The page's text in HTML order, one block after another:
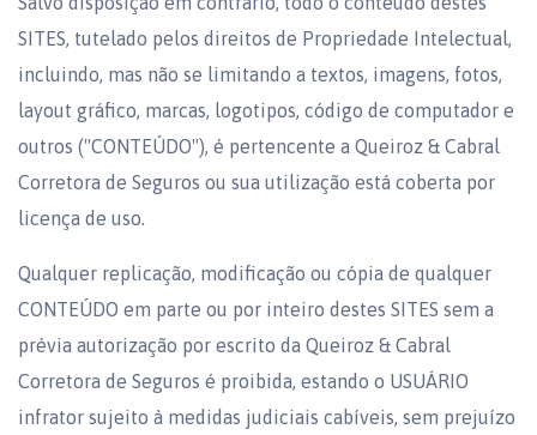
SITES, tutelado pelos direitos de Propriedade Intelectual,
incluindo, mas não se limitando a textos, imagens, fotos,
layout gráfico, marcas, logotipos, código de computador e
outros ("CONTEÚDO"), é pertencente a Queiroz & Cabral
Corretora de Seguros ou sua utilização está coberta por
licença de uso.
Qualquer replicação, modificação ou cópia de qualquer
CONTEÚDO em parte ou por inteiro destes SITES sem a
prévia autorização por escrito da Queiroz & Cabral
Corretora de Seguros é proibida, estando o USUÁRIO
infrator sujeito à medidas judiciais cabíveis, sem prejuízo